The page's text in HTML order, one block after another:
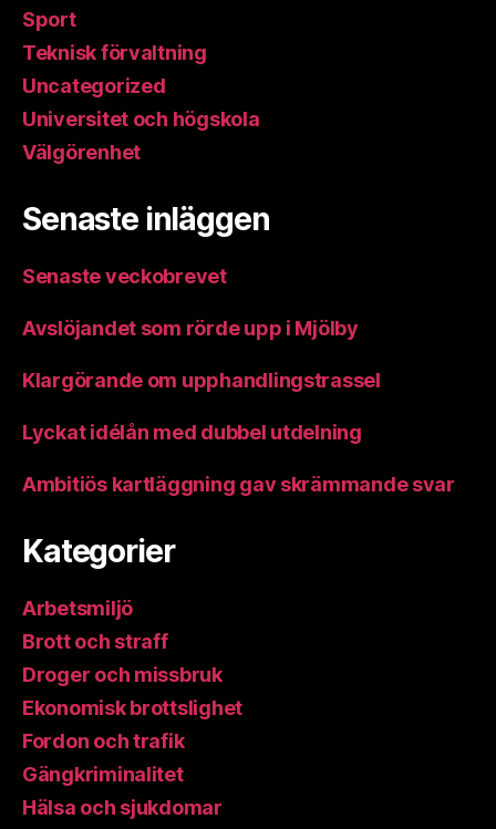
Sport
Teknisk förvaltning
Uncategorized
Universitet och högskola
Välgörenhet
Senaste inläggen
Senaste veckobrevet
Avslöjandet som rörde upp i Mjölby
Klargörande om upphandlingstrassel
Lyckat idélån med dubbel utdelning
Ambitiös kartläggning gav skrämmande svar
Kategorier
Arbetsmiljö
Brott och straff
Droger och missbruk
Ekonomisk brottslighet
Fordon och trafik
Gängkriminalitet
Hälsa och sjukdomar